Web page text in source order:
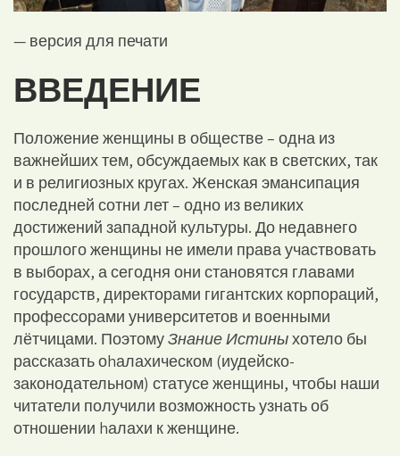
— версия для печати
ВВЕДЕНИЕ
Положение женщины в обществе – одна из
важнейших тем, обсуждаемых как в светских, так
и в религиозных кругах. Женская эмансипация
последней сотни лет – одно из великих
достижений западной культуры. До недавнего
прошлого женщины не имели права участвовать
в выборах, а сегодня они становятся главами
государств, директорами гигантских корпораций,
профессорами университетов и военными
лётчицами. ПоэтомуЗнание Истиныхотело бы
рассказать оhалахическом (иудейско-
законодательном) статусе женщины, чтобы наши
читатели получили возможность узнать об
отношении hалахи к женщине.